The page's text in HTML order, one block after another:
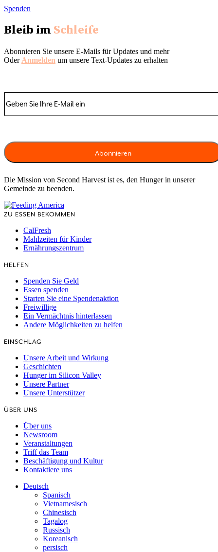
Spenden
Bleib im Schleife
Abonnieren Sie unsere E-Mails für Updates und mehr
Oder Anmelden um unsere Text-Updates zu erhalten
Die Mission von Second Harvest ist es, den Hunger in unserer
Gemeinde zu beenden.
ZU ESSEN BEKOMMEN
CalFresh
Mahlzeiten für Kinder
Ernährungszentrum
HELFEN
Spenden Sie Geld
Essen spenden
Starten Sie eine Spendenaktion
Freiwillige
Ein Vermächtnis hinterlassen
Andere Möglichkeiten zu helfen
EINSCHLAG
Unsere Arbeit und Wirkung
Geschichten
Hunger im Silicon Valley
Unsere Partner
Unsere Unterstützer
ÜBER UNS
Über uns
Newsroom
Veranstaltungen
Triff das Team
Beschäftigung und Kultur
Kontaktiere uns
Deutsch
Spanisch
Vietnamesisch
Chinesisch
Tagalog
Russisch
Koreanisch
persisch